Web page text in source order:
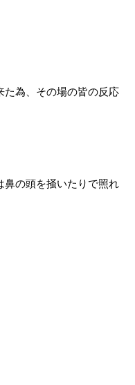
た為、その場の皆の反応
鼻の頭を掻いたりで照れ